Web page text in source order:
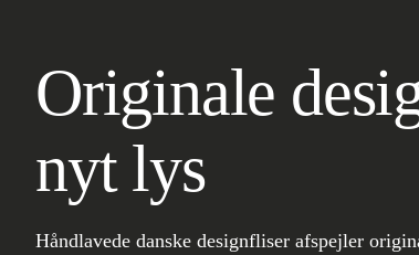
Originale
nyt lys
Håndlavede danske designfliser afspejler